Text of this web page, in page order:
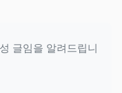
글임을 알려드립니